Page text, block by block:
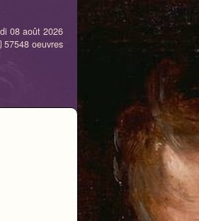
08 août 2026
57548 oeuvres